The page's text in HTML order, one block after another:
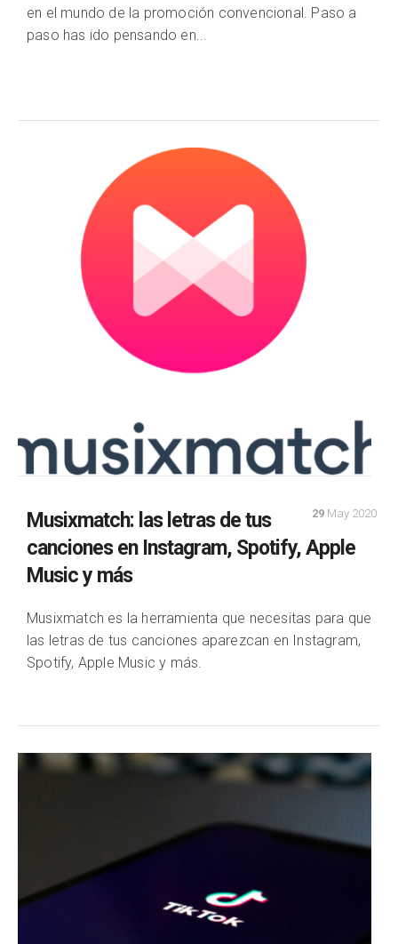
en el mundo de la promoción convencional. Paso a
paso has ido pensando en...
29 May 2020
Musixmatch: las letras de tus
canciones en Instagram, Spotify, Apple
Music y más
Musixmatch es la herramienta que necesitas para que
las letras de tus canciones aparezcan en Instagram,
Spotify, Apple Music y más.